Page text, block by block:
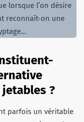
lorsque l’on désire
reconnaît-on une
?
parfois un véritable